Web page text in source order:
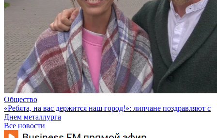
Общество
«Ребята, на вас держится наш город!»: липчане поздравляют с
Днем металлурга
Все новости